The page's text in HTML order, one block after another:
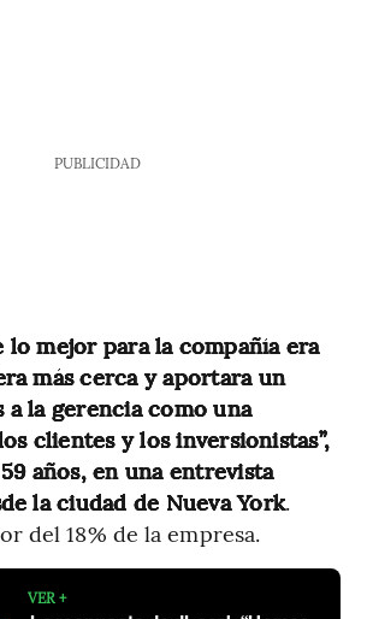
PUBLICIDAD
lo mejor para la compañía era
más cerca y aportara un
a la gerencia como una
clientes y los inversionistas”,
años, en una entrevista
la ciudad de Nueva York.
del 18% de la empresa.
VER +